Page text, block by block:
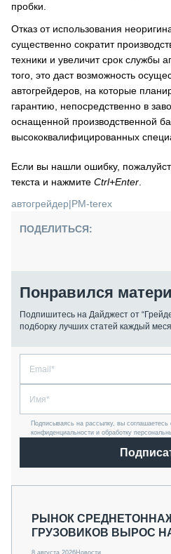
пробки.
Отказ от использования
существенно сократит
техники и увеличит срок службы
того, это даст возможность
автогрейдеров, на которые
гарантию, непосредственно в
оснащенной производственной
высококвалифицированных
Если вы нашли ошибку,
текста и нажмите Ctrl+Enter
автогрейдер|РМ-terex
ПОДЕЛИТЬСЯ:
Понравился
Подпишитесь на Дайджест от
подборку лучших статей каждый
Подписываясь на рассылку, вы
конфиденциальности и обработку
РЫНОК
ГРУЗОВИКОВ ВЫРОС
8 августа 2026Новости